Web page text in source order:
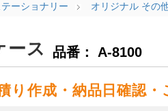
ーショナリー オリジナル その
ス 品番： A-8100
り作成・納品日確認・